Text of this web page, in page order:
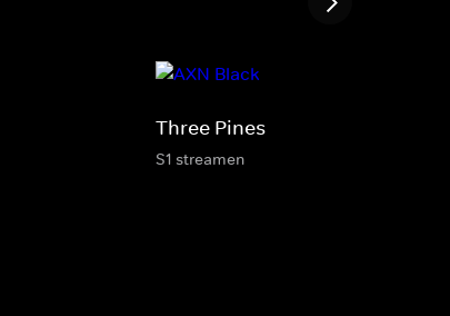
Three Pines
S1 streamen